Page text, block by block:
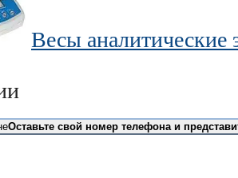
Весы аналитические
Оставьте свой номер телефона и